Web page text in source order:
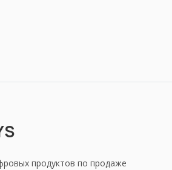
продуктов по продаже